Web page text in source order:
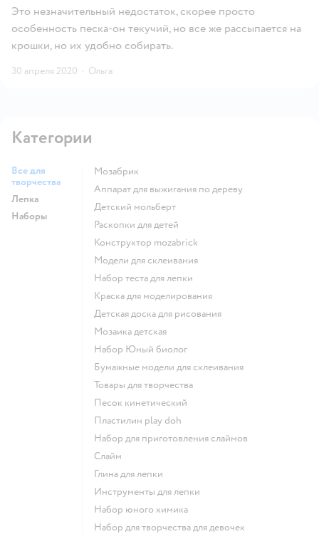
Это незначительный недостаток, скорее просто
особенность песка-он текучий, но все же рассыпается на
крошки, но их удобно собирать.
30 апреля 2020 · Ольга
Категории
Все для
творчества
Лепка
Наборы
Мозабрик
Аппарат для выжигания по дереву
Детский мольберт
Раскопки для детей
Конструктор mozabrick
Модели для склеивания
Набор теста для лепки
Краска для моделирования
Детская доска для рисования
Мозаика детская
набор Юный биолог
Бумажные модели для склеивания
Товары для творчества
Песок кинетический
Пластилин play doh
Набор для приготовления слаймов
Слайм
Глина для лепки
Инструменты для лепки
Набор юного химика
Набор для творчества для девочек